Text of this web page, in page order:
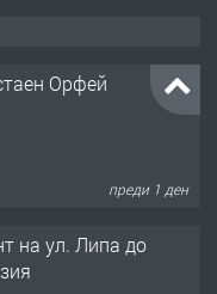
Орфей
преди 1 ден
на ул. Липа до